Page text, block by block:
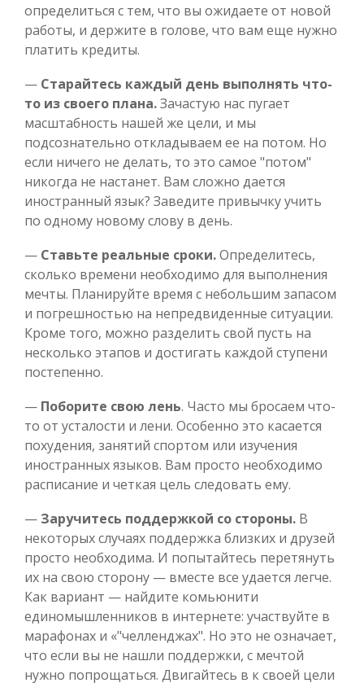
определиться с тем, что вы ожидаете от новой
работы, и держите в голове, что вам еще нужно
платить кредиты.
— Старайтесь каждый день выполнять что-
то из своего плана.Зачастую нас пугает
масштабность нашей же цели, и мы
подсознательно откладываем ее на потом. Но
если ничего не делать, то это самое "потом"
никогда не настанет. Вам сложно дается
иностранный язык? Заведите привычку учить
по одному новому слову в день.
— Ставьте реальные сроки.Определитесь,
сколько времени необходимо для выполнения
мечты. Планируйте время с небольшим запасом
и погрешностью на непредвиденные ситуации.
Кроме того, можно разделить свой пусть на
несколько этапов и достигать каждой ступени
постепенно.
— Поборите свою лень. Часто мы бросаем что-
то от усталости и лени. Особенно это касается
похудения, занятий спортом или изучения
иностранных языков. Вам просто необходимо
расписание и четкая цель следовать ему.
— Заручитесь поддержкой со стороны. В
некоторых случаях поддержка близких и друзей
просто необходима. И попытайтесь перетянуть
их на свою сторону — вместе все удается легче.
Как вариант — найдите комьюнити
единомышленников в интернете: участвуйте в
марафонах и «"челленджах". Но это не означает,
что если вы не нашли поддержки, с мечтой
нужно попрощаться. Двигайтесь в к своей цели